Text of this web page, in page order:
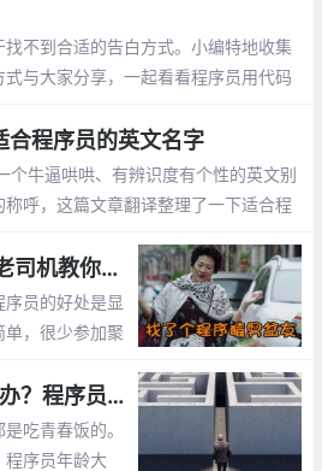
不到合适的告白方式。小编特地收集
与大家分享，一起看看程序员用代码
合程序员的英文名字
个牛逼哄哄、有辨识度有个性的英文别
呼，这篇文章翻译整理了一下适合程
如何撩一个程序员_ 老司机教你怎么追程序员
员的好处是显
，很少参加聚
么撩程序员程序员年龄大了怎么办？程序员年龄大了的出路
吃青春饭的。
序员年龄大